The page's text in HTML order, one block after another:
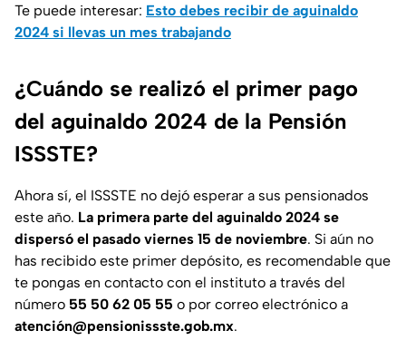
Te puede interesar: Esto debes recibir de aguinaldo
2024 si llevas un mes trabajando
¿Cuándo se realizó el primer pago
del aguinaldo 2024 de la Pensión
ISSSTE?
Ahora sí, el ISSSTE no dejó esperar a sus pensionados
este año. La primera parte del aguinaldo 2024 se
dispersó el pasado viernes 15 de noviembre. Si aún no
has recibido este primer depósito, es recomendable que
te pongas en contacto con el instituto a través del
número 55 50 62 05 55 o por correo electrónico a
atención@pensionissste.gob.mx.